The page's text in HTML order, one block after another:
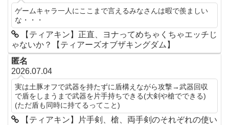
ゲームキャラ一人にここまで言えるみなさんは暇で羨ましい
な・・・
【ティアキン】正直、ヨナってめちゃくちゃエッチじ
ゃないか？【ティアーズオブザキングダム】
匿名
2026.07.04
実は土豚オフで武器を持たずに盾構えながら攻撃→武器回収
で盾をしまうまで武器を片手持ちできる(大剣や槍でできる)
(ただ盾も同時に持てるってこと)
【ティアキン】片手剣、槍、両手剣のそれぞれの使い